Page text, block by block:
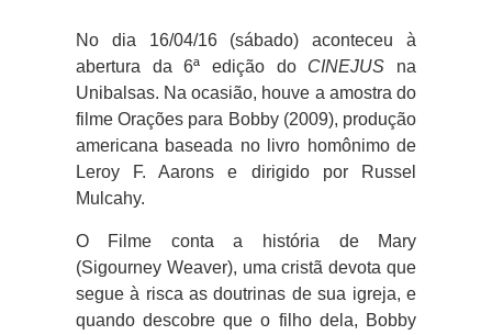
No dia 16/04/16 (sábado) aconteceu à
abertura da 6ª edição do CINEJUS na
Unibalsas. Na ocasião, houve a amostra do
filme Orações para Bobby (2009), produção
americana baseada no livro homônimo de
Leroy F. Aarons e dirigido por Russel
Mulcahy.
O Filme conta a história de Mary
(Sigourney Weaver), uma cristã devota que
segue à risca as doutrinas de sua igreja, e
quando descobre que o filho dela, Bobby